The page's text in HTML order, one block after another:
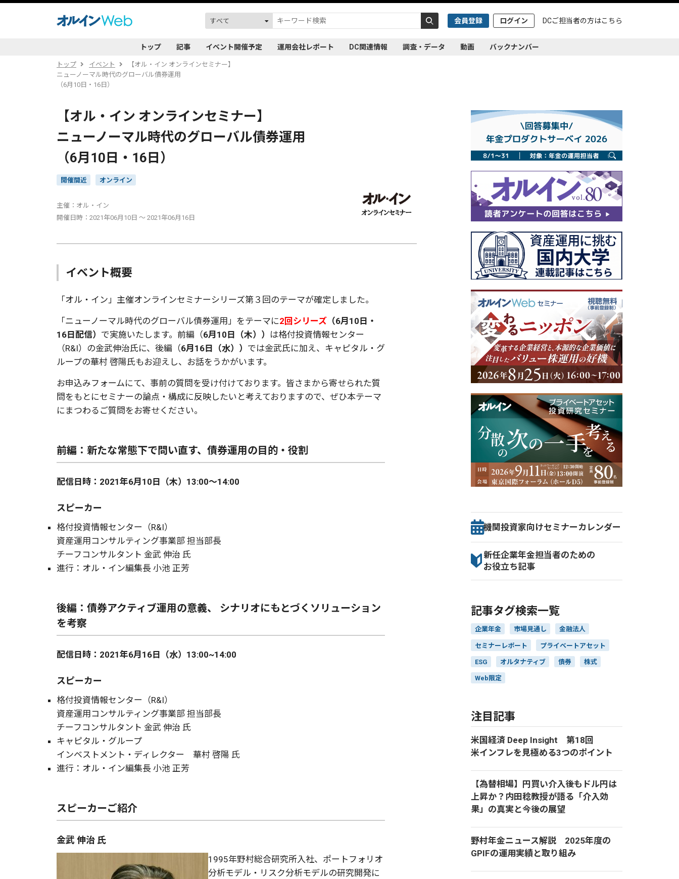
会員登録 ログイン DCご担当者の方はこちら
トップ 記事 イベント開催予定 運用会社レポート DC関連情報 調査・データ 動画 バックナンバー
トップ イベント
【オル・イン オンラインセミナー】
ニューノーマル時代のグローバル債券運用
（6月10日・16日）
【オル・イン オンラインセミナー】
ニューノーマル時代のグローバル債券運用
（6月10日・16日）
開催間近 オンライン
主催：オル・イン
開催日時：2021年06月10日 ～ 2021年06月16日
イベント概要
「オル・イン」主催オンラインセミナーシリーズ第３回のテーマが確定しました。
「ニューノーマル時代のグローバル債券運用」をテーマに2回シリーズ （6月10日・
16日配信） で実施いたします。前編（6月10日（木）） は格付投資情報センター
（R&I）の金武伸治氏に、後編（6月16日（水）） では金武氏に加え、キャピタル・グ
ループの華村 啓陽氏もお迎えし、お話をうかがいます。
お申込みフォームにて、事前の質問を受け付けております。皆さまから寄せられた質
問をもとにセミナーの論点・構成に反映したいと考えておりますので、ぜひ本テーマ
にまつわるご質問をお寄せください。
前編： 新たな常態下で問い直す、債券運用の目的・役割
配信日時：2021年6月10日（木）13:00～14:00
スピーカー
格付投資情報センター（R&I）
資産運用コンサルティング事業部 担当部長
チーフコンサルタント 金武 伸治 氏
進行：オル・イン編集長 小池 正芳
後編：債券アクティブ運用の意義、 シナリオにもとづくソリューション
を考察
配信日時：2021年6月16日（水）13:00~14:00
スピーカー
格付投資情報センター（R&I）
資産運用コンサルティング事業部 担当部長
チーフコンサルタント 金武 伸治 氏
キャピタル・グループ
インベストメント・ディレクター 華村 啓陽 氏
進行：オル・イン編集長 小池 正芳
スピーカーご紹介
金武 伸治 氏
1995年野村総合研究所入社、ポートフォリオ
分析モデル・リスク分析モデルの研究開発に
機関投資家向けセミナー カレンダー
新任企業年金担当者のための
お役立ち記事
記事タグ検索一覧
企業年金 市場見通し 金融法人
セミナーレポート プライベートアセット
ESG オルタナティブ 債券 株式
Web限定
注目記事
米国経済 Deep Insight 第18回
米インフレを見極める3つのポイント
【為替相場】円買い介入後もドル円は
上昇か？内田稔教授が語る「介入効
果」の真実と今後の展望
野村年金ニュース解説 2025年度の
GPIFの運用実績と取り組み